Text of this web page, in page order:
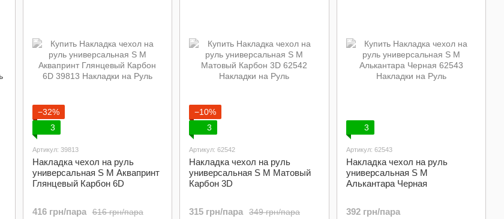
−32%
3
Артикул: 39813
Накладка чехол на руль
универсальная S M Аквапринт
Глянцевый Карбон 6D
616 грн/пара
416 грн/пара
−10%
3
Артикул: 62542
Накладка чехол на руль
универсальная S M Матовый
Карбон 3D
349 грн/пара
315 грн/пара
3
Артикул: 62543
Накладка чехол на руль
универсальная S M
Алькантара Черная
392 грн/пара